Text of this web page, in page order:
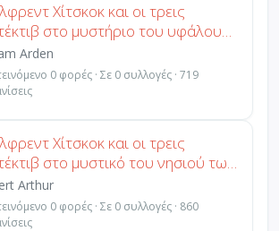
Χίτσκοκ και οι τρεις
στο μυστήριο του υφάλου
Arden
0 φορές · Σε 0 συλλογές · 719
Χίτσκοκ και οι τρεις
στο μυστικό του νησιού των
Arthur
0 φορές · Σε 0 συλλογές · 860